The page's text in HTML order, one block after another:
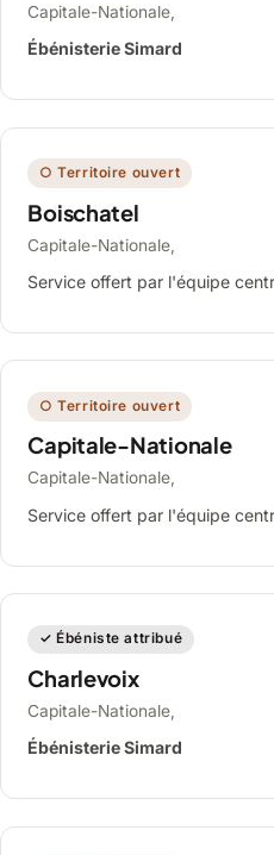
Capitale-Nationale,
Ébénisterie Simard
○ Territoire ouvert
Boischatel
Capitale-Nationale,
Service offert par l'équipe
○ Territoire ouvert
Capitale-Nationale
Capitale-Nationale,
Service offert par l'équipe
✓ Ébéniste attribué
Charlevoix
Capitale-Nationale,
Ébénisterie Simard